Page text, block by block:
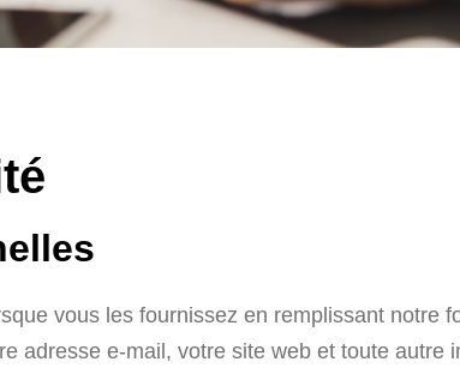
vous les fournissez en remplissant notre
adresse e-mail, votre site web et toute autre